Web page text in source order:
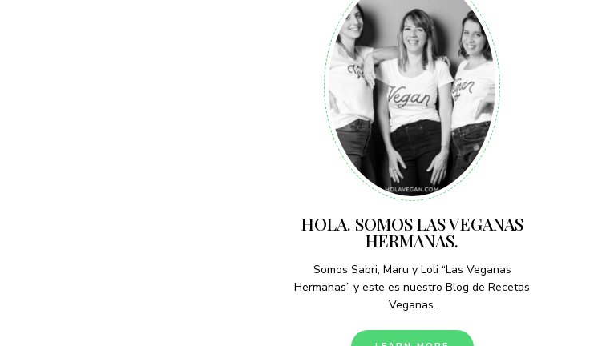
HOLA. SOMOS LAS VEGANAS
HERMANAS.
Somos Sabri, Maru y Loli “Las Veganas
Hermanas” y este es nuestro Blog de Recetas
Veganas.